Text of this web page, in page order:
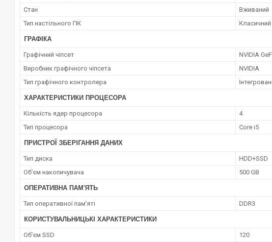
Стан
Вживаний
Тип настільного ПК
ГРАФІКА
Графічний чіпсет
NVIDIA
Виробник графічного чіпсета
NVIDIA
Тип графічного контролера
ХАРАКТЕРИСТИКИ ПРОЦЕСОРА
Кількість ядер процесора
4
Тип процесора
Core i5
ПРИСТРОЇ ЗБЕРІГАННЯ ДАНИХ
Тип диска
HDD+SSD
Об'єм накопичувача
500 GB
ОПЕРАТИВНА ПАМ'ЯТЬ
Тип оперативної пам'яті DDR3
КОРИСТУВАЛЬНИЦЬКІ ХАРАКТЕРИСТИКИ
Об'єм SSD
120